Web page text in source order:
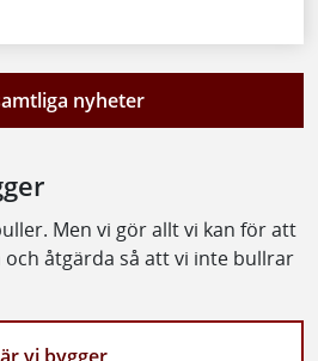
nyheter
Men vi gör allt vi kan för att
åtgärda så att vi inte bullrar